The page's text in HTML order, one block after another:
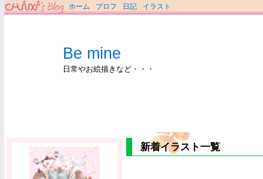
ホーム プロフ 日記 イラスト
Be mine
日常やお絵描きなど・・・
新着イラスト一覧